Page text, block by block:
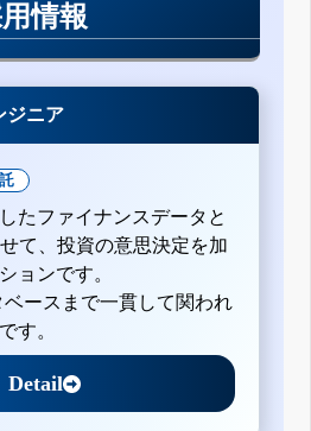
情報
ジニア
たファイナンスデータと
て、投資の意思決定を加
ョンです。
ースまで一貫して関われ
す。
Detail